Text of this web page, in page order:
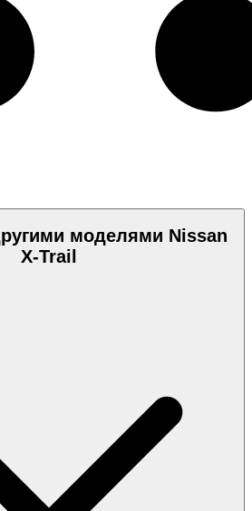
моделями Nissan
X-Trail